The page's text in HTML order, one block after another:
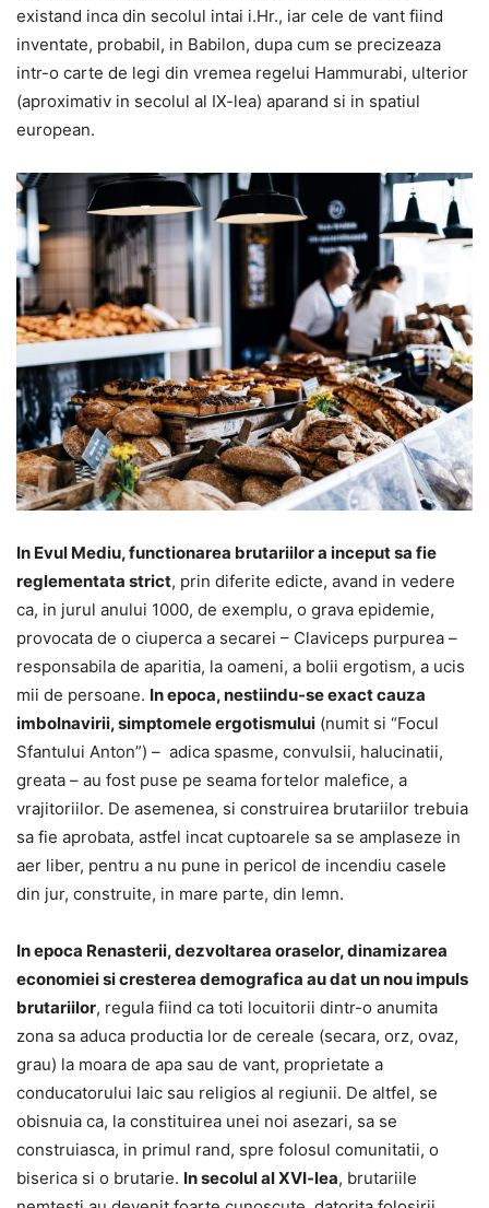
existand inca din secolul intai i.Hr., iar cele de vant fiind
inventate, probabil, in Babilon, dupa cum se precizeaza
intr-o carte de legi din vremea regelui Hammurabi, ulterior
(aproximativ in secolul al IX-lea) aparand si in spatiul
european.
In Evul Mediu, functionarea brutariilor a inceput sa fie
reglementata strict, prin diferite edicte, avand in vedere
ca, in jurul anului 1000, de exemplu, o grava epidemie,
provocata de o ciuperca a secarei – Claviceps purpurea –
responsabila de aparitia, la oameni, a bolii ergotism, a ucis
mii de persoane. In epoca, nestiindu-se exact cauza
imbolnavirii, simptomele ergotismului (numit si “Focul
Sfantului Anton”) – adica spasme, convulsii, halucinatii,
greata – au fost puse pe seama fortelor malefice, a
vrajitoriilor. De asemenea, si construirea brutariilor trebuia
sa fie aprobata, astfel incat cuptoarele sa se amplaseze in
aer liber, pentru a nu pune in pericol de incendiu casele
din jur, construite, in mare parte, din lemn.
In epoca Renasterii, dezvoltarea oraselor, dinamizarea
economiei si cresterea demografica au dat un nou impuls
brutariilor, regula fiind ca toti locuitorii dintr-o anumita
zona sa aduca productia lor de cereale (secara, orz, ovaz,
grau) la moara de apa sau de vant, proprietate a
conducatorului laic sau religios al regiunii. De altfel, se
obisnuia ca, la constituirea unei noi asezari, sa se
construiasca, in primul rand, spre folosul comunitatii, o
biserica si o brutarie. In secolul al XVI-lea, brutariile